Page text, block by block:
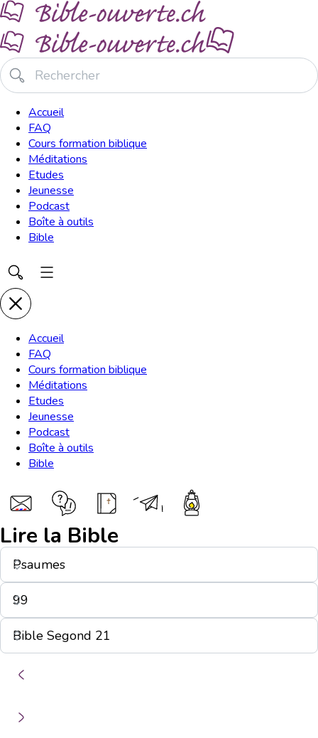
Accueil
FAQ
Cours formation biblique
Méditations
Etudes
Jeunesse
Podcast
Boîte à outils
Bible
Accueil
FAQ
Cours formation biblique
Méditations
Etudes
Jeunesse
Podcast
Boîte à outils
Bible
Lire la Bible